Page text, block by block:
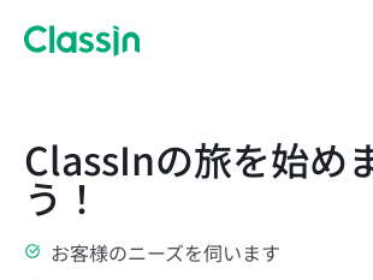
ClassInの旅を始め
う！
お客様のニーズを伺います